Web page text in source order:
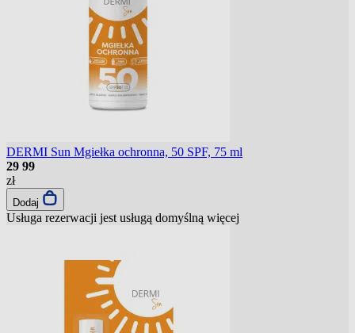
DERMI Sun Mgiełka ochronna, 50 SPF, 75 ml
29 99
zł
Dodaj
Usługa rezerwacji jest usługą domyślną więcej